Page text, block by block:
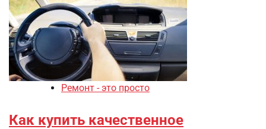
Ремонт - это просто
Как купить качественное